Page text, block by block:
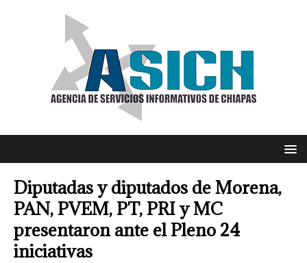
Diputadas y diputados de Morena,
PAN, PVEM, PT, PRI y MC
presentaron ante el Pleno 24
iniciativas